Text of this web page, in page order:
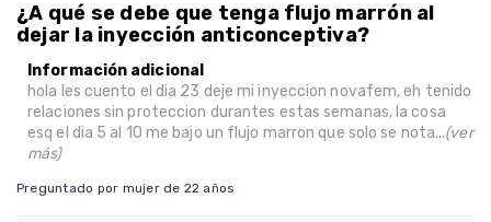
¿A qué se debe que tenga flujo marrón al
dejar la inyección anticonceptiva?
Información adicional
hola les cuento el dia 23 deje mi inyeccion novafem, eh tenido
relaciones sin proteccion durantes estas semanas, la cosa
esq el dia 5 al 10 me bajo un flujo marron que solo se nota...(ver
más)
Preguntado por mujer de 22 años